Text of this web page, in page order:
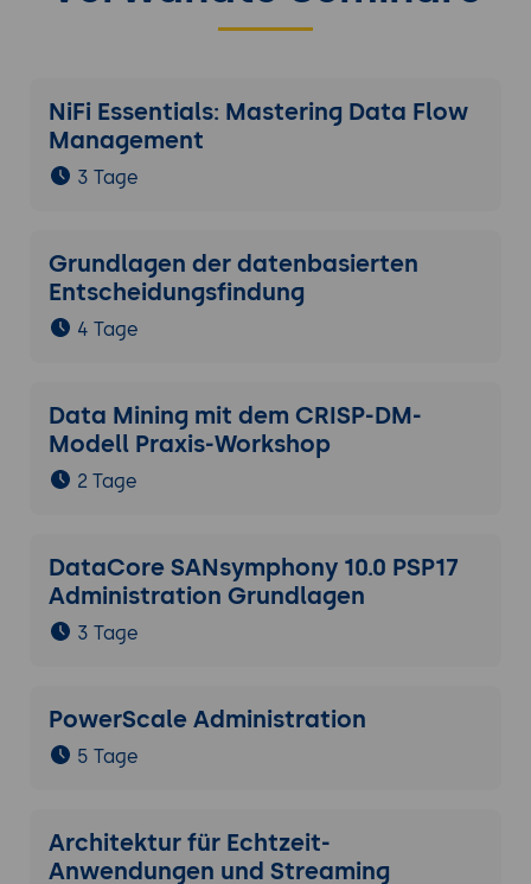
NiFi Essentials: Mastering Data Flow
Management
3 Tage
Grundlagen der datenbasierten
Entscheidungsfindung
4 Tage
Data Mining mit dem CRISP-DM-
Modell Praxis-Workshop
2 Tage
DataCore SANsymphony 10.0 PSP17
Administration Grundlagen
3 Tage
PowerScale Administration
5 Tage
Architektur für Echtzeit-
Anwendungen und Streaming